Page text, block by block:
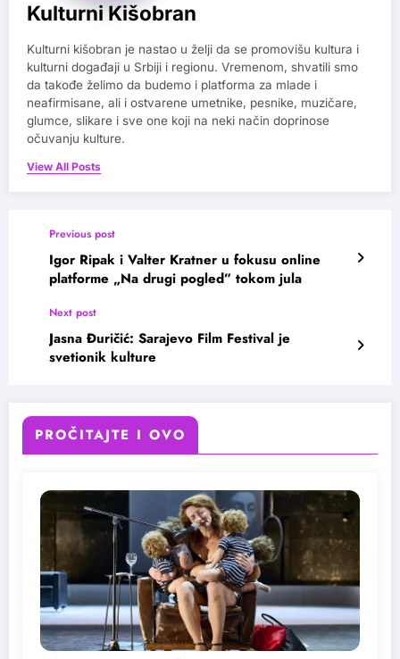
Kulturni Kišobran
Kulturni kišobran je nastao u želji da se promovišu kultura i
kulturni događaji u Srbiji i regionu. Vremenom, shvatili smo
da takođe želimo da budemo i platforma za mlade i
neafirmisane, ali i ostvarene umetnike, pesnike, muzičare,
glumce, slikare i sve one koji na neki način doprinose
očuvanju kulture.
View All Posts
Previous post
Igor Ripak i Valter Kratner u fokusu online
platforme „Na drugi pogled” tokom jula
Next post
Jasna Đuričić: Sarajevo Film Festival je
svetionik kulture
PROČITAJTE I OVO